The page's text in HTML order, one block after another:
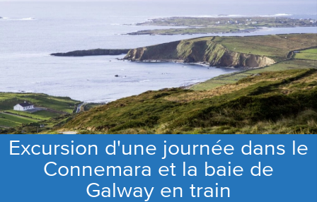
Excursion d'une journée dans le
Connemara et la baie de
Galway en train